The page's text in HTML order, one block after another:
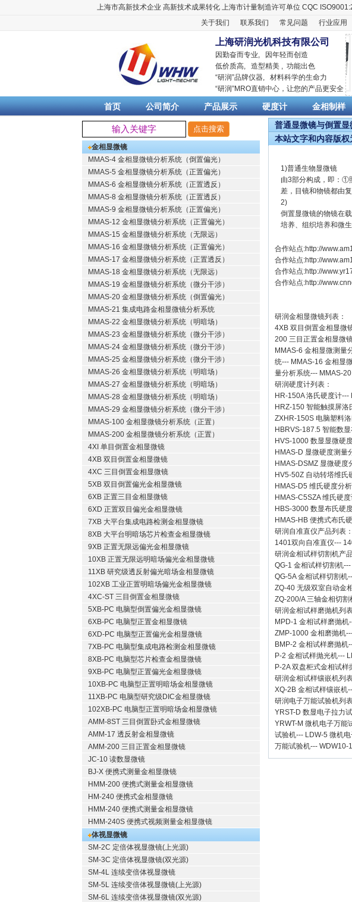
上海市高新技术企业 高新技术成果转化 上海市计量制造许可单位 CQC
关于我们
联系我们 常见问题 行业应用
上海研润光机科技有限公司
因勤奋而专业, 因年轻而创造
低价质高, 造型精美 , 功能出色
“研润”品牌仪器, 材料科学的生命力
“研润”MRO直销中心，让您的产品更安全
首页 公司简介 产品展示 硬度计 金相制样
金相显微镜
MMAS-4 金相显微镜分析系统（倒置偏光）
MMAS-5 金相显微镜分析系统（正置偏光）
MMAS-6 金相显微镜分析系统（正置透反）
MMAS-8 金相显微镜分析系统（正置透反）
MMAS-9 金相显微镜分析系统（正置偏光）
MMAS-12 金相显微镜分析系统（正置偏光）
MMAS-15 金相显微镜分析系统（无限远）
MMAS-16 金相显微镜分析系统（正置偏光）
MMAS-17 金相显微镜分析系统（正置透反）
MMAS-18 金相显微镜分析系统（无限远）
MMAS-19 金相显微镜分析系统（微分干涉）
MMAS-20 金相显微镜分析系统（倒置偏光）
MMAS-21 集成电路金相显微镜分析系统
MMAS-22 金相显微镜分析系统（明暗场）
MMAS-23 金相显微镜分析系统（微分干涉）
MMAS-24 金相显微镜分析系统（微分干涉）
MMAS-25 金相显微镜分析系统（微分干涉）
MMAS-26 金相显微镜分析系统（明暗场）
MMAS-27 金相显微镜分析系统（明暗场）
MMAS-28 金相显微镜分析系统（明暗场）
MMAS-29 金相显微镜分析系统（微分干涉）
MMAS-100 金相显微镜分析系统（正置）
MMAS-200 金相显微镜分析系统（正置）
4XI 单目倒置金相显微镜
4XB 双目倒置金相显微镜
4XC 三目倒置金相显微镜
5XB 双目倒置偏光金相显微镜
6XB 正置三目金相显微镜
6XD 正置双目偏光金相显微镜
7XB 大平台集成电路检测金相显微镜
8XB 大平台明暗场芯片检查金相显微镜
9XB 正置无限远偏光金相显微镜
10XB 正置无限远明暗场偏光金相显微镜
11XB 研究级透反射偏光暗场金相显微镜
102XB 工业正置明暗场偏光金相显微镜
4XC-ST 三目倒置金相显微镜
5XB-PC 电脑型倒置偏光金相显微镜
6XB-PC 电脑型正置金相显微镜
6XD-PC 电脑型正置偏光金相显微镜
7XB-PC 电脑型集成电路检测金相显微镜
8XB-PC 电脑型芯片检查金相显微镜
9XB-PC 电脑型正置偏光金相显微镜
10XB-PC 电脑型正置明暗场金相显微镜
11XB-PC 电脑型研究级DIC金相显微镜
102XB-PC 电脑型正置明暗场金相显微镜
AMM-8ST 三目倒置卧式金相显微镜
AMM-17 透反射金相显微镜
AMM-200 三目正置金相显微镜
JC-10 读数显微镜
BJ-X 便携式测量金相显微镜
HMM-200 便携式测量金相显微镜
HM-240 便携式金相显微镜
HMM-240 便携式测量金相显微镜
HMM-240S 便携式视频测量金相显微镜
体视显微镜
SM-2C 定倍体视显微镜(上光源)
SM-3C 定倍体视显微镜(双光源)
SM-4L 连续变倍体视显微镜
SM-5L 连续变倍体视显微镜(上光源)
SM-6L 连续变倍体视显微镜(双光源)
普通显微镜与倒置
本站文字和内容版
1)普通生物显微镜
由3部分构成，即：①
差，目镜和物镜都由
2)
倒置显微镜的物镜在
培养、组织培养和微生
合作站点:http://
合作站点:http://
合作站点:http://
合作站点:http://
研润金相显微镜列表：
4XB 双目倒置金相显微
200 三目正置金相显微
MMAS-6 金相显微测量
统--- MMAS-16 金相显
量分析系统--- MMAS-20
研润硬度计列表：
HR-150A 洛氏硬度计---
HRZ-150 智能触摸屏洛
ZXHR-150S 电脑塑料
HBRVS-187.5 智能数
HVS-1000 数显显微硬
HMAS-D 显微硬度测量
HMAS-DSMZ 显微硬度
HV5-50Z 自动转塔维氏
HMAS-D5 维氏硬度分
HMAS-C5SZA 维氏硬
HBS-3000 数显布氏硬
HMAS-HB 便携式布氏
研润自准直仪产品列表：
1401双向自准直仪---
研润金相试样切割机产
QG-1 金相试样切割机---
QG-5A 金相试样切割机
ZQ-40 无级双室自动金
ZQ-200/A 三轴金相切割
研润金相试样磨抛机列
MPD-1 金相试样磨抛机
ZMP-1000 金相磨抛机
BMP-2 金相试样磨抛机
P-2 金相试样抛光机---
P-2A 双盘柜式金相试样
研润金相试样镶嵌机列
XQ-2B 金相试样镶嵌机
研润电子万能试验机列
YRST-D 数显电子拉力
YRWT-M 微机电子万能
试验机--- LDW-5 微机
万能试验机--- WDW10-